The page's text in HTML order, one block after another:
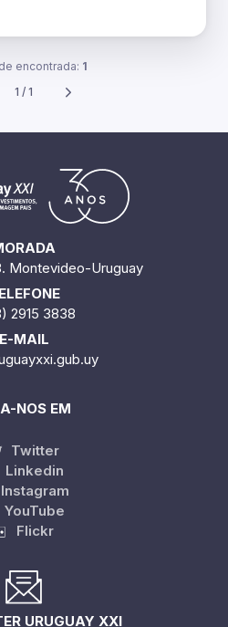
encontrada: 1
1 / 1
Montevideo-Uruguay
2915 3838
E-MAIL
NOS EM
Twitter
Linkedin
Instagram
YouTube
Flickr
URUGUAY XXI